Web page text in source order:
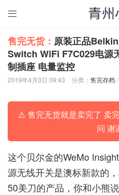

售完无货： 原装正品
Switch WiFi F7C​​029电源
制插座 电量监控
2019年4月3日 09:43 分类： 售完存档/
⚠️ 售完无货就是卖完了 卖
问
这个贝尔金的WeMo
源无线开关是澳标新款的
50美刀的产品，你和小熊